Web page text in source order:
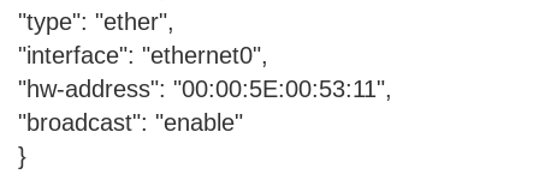
"type": "ether",
"interface": "ethernet0",
"hw-address": "00:00:5E:00:53:11",
"broadcast": "enable"
}